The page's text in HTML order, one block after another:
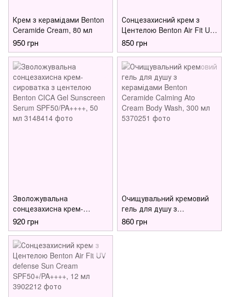
Крем з керамідами Benton
Ceramide Cream, 80 мл
950 грн
Сонцезахисний крем з
Центелою Benton Air Fit UV
defense Sun Cream
SPF50+/PA++++, 50 мл
850 грн
Зволожувальна
сонцезахисна крем-
сироватка з центелою
Benton CICA Gel Sunscreen
Serum SPF50/PA++++, 50
мл
920 грн
Очищувальний кремовий
гель для душу з
керамідами Benton
Ceramide Calming Ato
860 грн